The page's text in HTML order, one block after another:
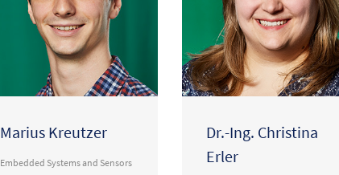
Marius Kreutzer
Embedded Systems and Sensors
Dr.-Ing. Christina
Erler